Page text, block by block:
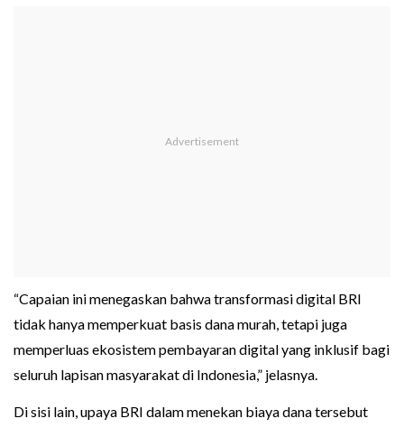
“Capaian ini menegaskan bahwa transformasi digital BRI
tidak hanya memperkuat basis dana murah, tetapi juga
memperluas ekosistem pembayaran digital yang inklusif bagi
seluruh lapisan masyarakat di Indonesia,” jelasnya.
Di sisi lain, upaya BRI dalam menekan biaya dana tersebut